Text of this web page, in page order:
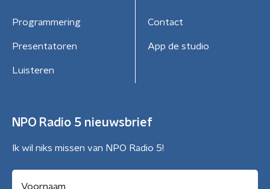
Programmering
Presentatoren
Luisteren
Contact
App de studio
NPO Radio 5 nieuwsbrief
Ik wil niks missen van NPO Radio 5!